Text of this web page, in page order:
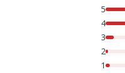
des personnes lont
5
4
3
2
1